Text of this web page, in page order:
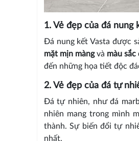
1. Vẻ đẹp của đá nung
Đá nung kết Vasta được
mặt mịn màngvà màu sắc
đến những họa tiết độc
2. Vẻ đẹp của đá tự
Đá tự nhiên, như đá
nhiên mang trong mình
thành. Sự biến đổi tự
nhất.